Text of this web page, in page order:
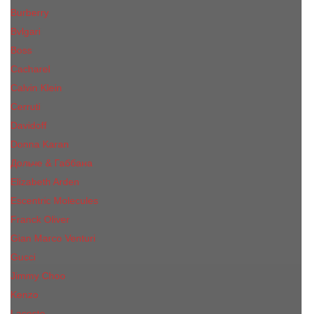
Burberry
Bvlgari
Boss
Cacharel
Calvin Klein
Cerruti
Davidoff
Donna Karan
Дольче & Габбана
Elizabeth Arden
Escentric Molecules
Franck Oliver
Gian Marco Venturi
Gucci
Jimmy Choo
Kenzo